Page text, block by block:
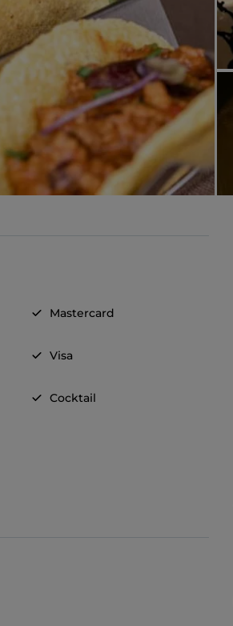
Mastercard
Visa
Cocktail